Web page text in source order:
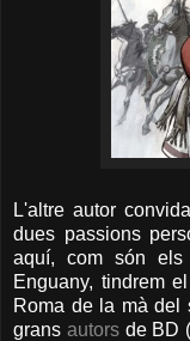
L'altre autor
dues passions
aquí, com són els
Enguany, tindrem
Roma de la mà del
grans autorsde BD